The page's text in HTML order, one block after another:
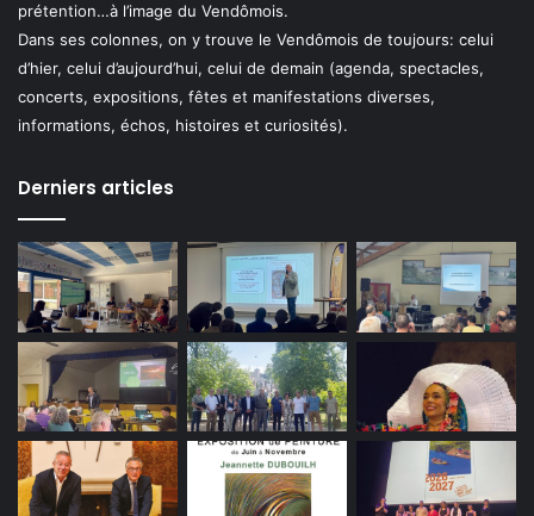
prétention…à l’image du Vendômois.
Dans ses colonnes, on y trouve le Vendômois de toujours: celui
d’hier, celui d’aujourd’hui, celui de demain (agenda, spectacles,
concerts, expositions, fêtes et manifestations diverses,
informations, échos, histoires et curiosités).
Derniers articles